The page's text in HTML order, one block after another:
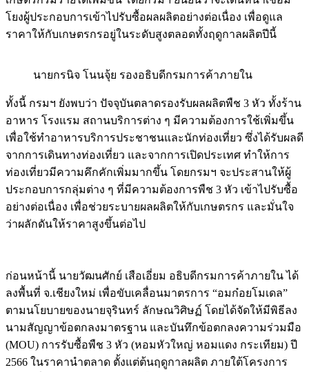
โยงผู้ประกอบการเข้าไปรับซื้อผลผลิตอย่างต่อเนื่อง เพื่อดูแล
ราคาให้กับเกษตรกรอยู่ในระดับสูงตลอดทั้งฤดูกาลผลิตปีนี้
นายกรนิจ โนนจุ้ย รองอธิบดีกรมการค้าภายใน
ทั้งนี้ กรมฯ ยังพบว่า ปัจจุบันตลาดรองรับผลผลิตพืช 3 หัว ทั้งร้าน
อาหาร โรงแรม สถานบริการต่าง ๆ มีความต้องการใช้เพิ่มขึ้น
เพื่อใช้ทำอาหารบริการประชาชนและนักท่องเที่ยว ซึ่งได้รับผลดี
จากการเดินทางท่องเที่ยว และจากการเปิดประเทศ ทำให้การ
ท่องเที่ยวมีความคึกคักเพิ่มมากขึ้น โดยกรมฯ จะประสานให้ผู้
ประกอบการกลุ่มต่าง ๆ ที่มีความต้องการพืช 3 หัว เข้าไปรับซื้อ
อย่างต่อเนื่อง เพื่อช่วยระบายผลผลิตให้กับเกษตรกร และมั่นใจ
ว่าผลักดันให้ราคาสูงขึ้นต่อไป
ก่อนหน้านี้ นายวัฒนศักย์ เสือเอี่ยม อธิบดีกรมการค้าภายใน ได้
ลงพื้นที่ จ.เชียงใหม่ เพื่อขับเคลื่อนมาตรการ “อมก๋อยโมเดล”
ตามนโยบายของนายจุรินทร์ ลักษณวิศิษฏ์ โดยได้จัดให้มีพิธีลง
นามสัญญาข้อตกลงมาตรฐาน และบันทึกข้อตกลงความร่วมมือ
(MOU) การรับซื้อพืช 3 หัว (หอมหัวใหญ่ หอมแดง กระเทียม) ปี
2566 ในราคานำตลาด ตั้งแต่ต้นฤดูกาลผลิต ภายใต้โครงการ